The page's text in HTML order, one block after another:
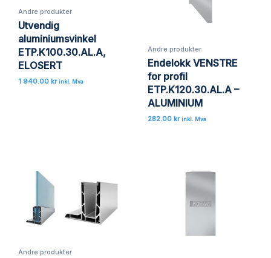
Andre produkter
Utvendig
aluminiumsvinkel
ETP.K100.30.AL.A,
ELOSERT
1 940.00 kr inkl. Mva
Andre produkter
Endelokk VENSTRE
for profil
ETP.K120.30.AL.A –
ALUMINIUM
282.00 kr inkl. Mva
Andre produkter